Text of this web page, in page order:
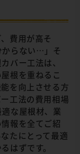
費用が高そ
らない…」そ
バー工法は、
根を重ねるこ
を向上させる方
工法の費用相場
な屋根材、業
報を全てご紹
たにとって最適
はずです。